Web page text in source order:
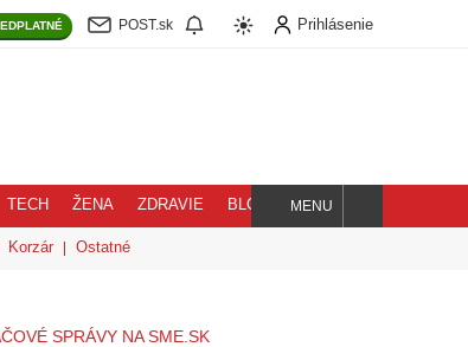
POST.sk Prihlásenie
TECH ŽENA ZDRAVIE BLOG
Hľadaj
MENU
Korzár Ostatné
SPRÁVY NA SME.SK